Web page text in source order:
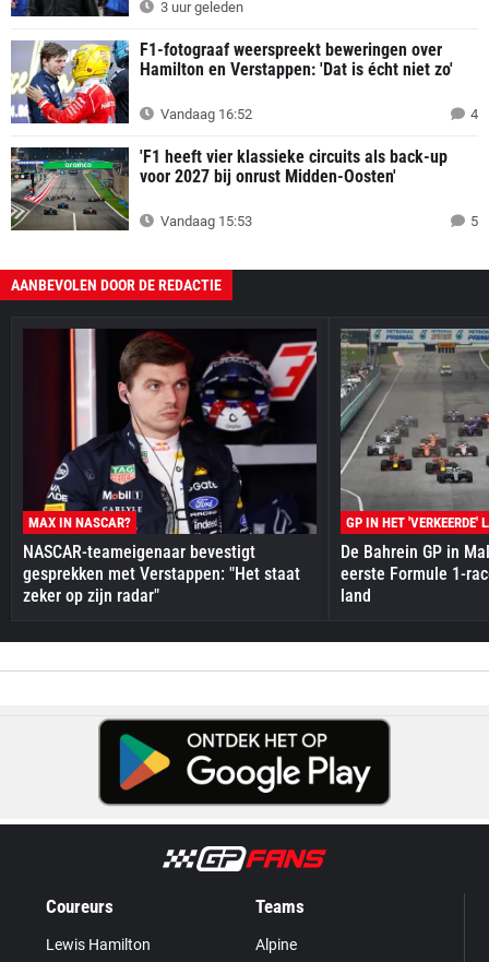
3 uur geleden
F1-fotograaf weerspreekt beweringen over
Hamilton en Verstappen: 'Dat is écht niet zo'
Vandaag 16:52 4
'F1 heeft vier klassieke circuits als back-up
voor 2027 bij onrust Midden-Oosten'
Vandaag 15:53 5
AANBEVOLEN DOOR DE REDACTIE
MAX IN NASCAR?
NASCAR-teameigenaar bevestigt
gesprekken met Verstappen: "Het staat
zeker op zijn radar"
GP IN HET 'VERKEERDE'
De Bahrein GP in
eerste Formule 1-
land
Coureurs
Lewis Hamilton
Teams
Alpine